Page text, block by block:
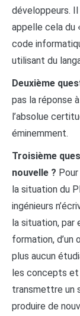
développeurs. Il
appelle cela du
code
utilisant du
Deuxième
pas la réponse
l’absolue
éminemment.
Troisième
nouvelle ?
la situation du
ingénieurs
la situation, par
formation, d’un
plus aucun
les concepts et
transmettre un
produire de